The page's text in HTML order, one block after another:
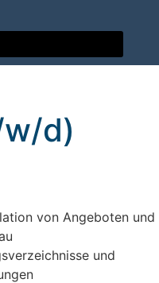
d)
von Angeboten und
und